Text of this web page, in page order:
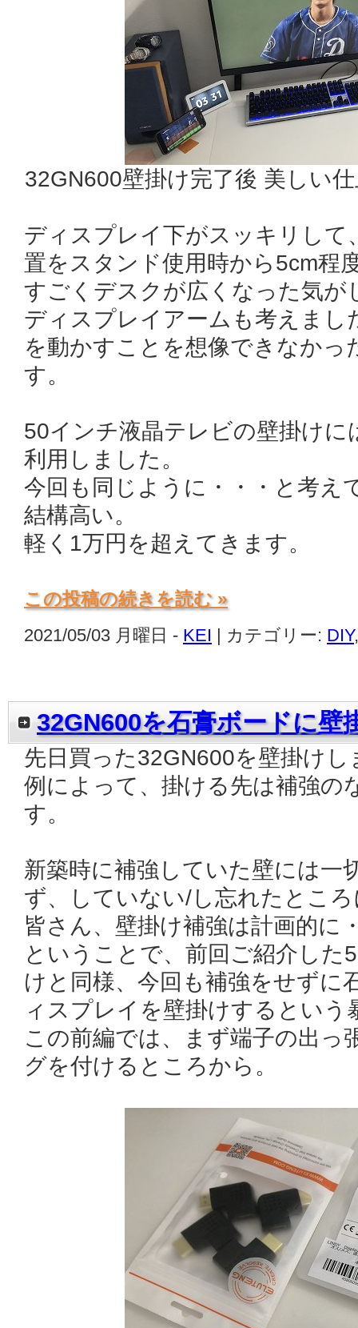
32GN600壁掛け完了後 美しい
ディスプレイ下がスッキリし
置をスタンド使用時から5cm程
すごくデスクが広くなった気が
ディスプレイアームも考えま
を動かすことを想像できなかっ
す。
50インチ液晶テレビの壁掛けに
利用しました。
今回も同じように・・・と考え
結構高い。
軽く1万円を超えてきます。
この投稿の続きを読む »
2021/05/03 月曜日 - KEI | カテゴリー: DIY
32GN600を石膏ボードに壁
先日買った32GN600を壁掛けし
例によって、掛ける先は補強の
す。
新築時に補強していた壁には一
ず、していない/し忘れたとこ
皆さん、壁掛け補強は計画的に
ということで、前回ご紹介した
けと同様、今回も補強をせずに
ィスプレイを壁掛けするという
この前編では、まず端子の出っ
グを付けるところから。